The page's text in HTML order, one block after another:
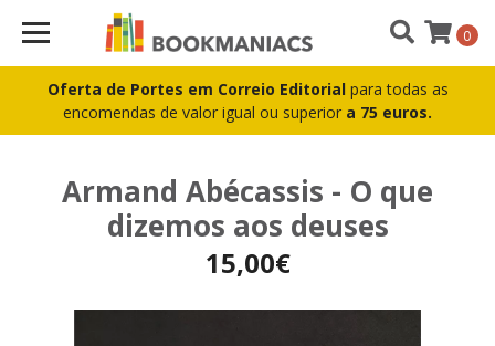
Oferta de Portes em Correio Editorial para todas as
encomendas de valor igual ou superior a 75 euros.
0
Armand Abécassis - O que
dizemos aos deuses
15,00€